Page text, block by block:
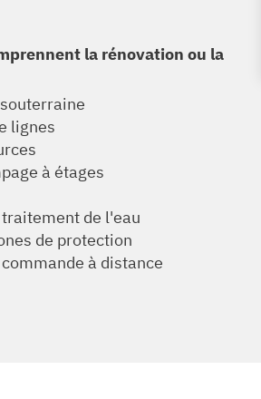
la rénovation ou la
lignes
à étages
de l'eau
de protection
à distance